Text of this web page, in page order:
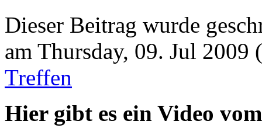
Dieser Beitrag wurde
am Thursday, 09. Jul
Treffen
Hier gibt es ein Video